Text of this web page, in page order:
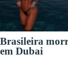
Brasileira
em Dubai